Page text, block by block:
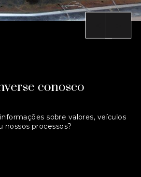
conosco
sobre valores, veículos
nossos processos?